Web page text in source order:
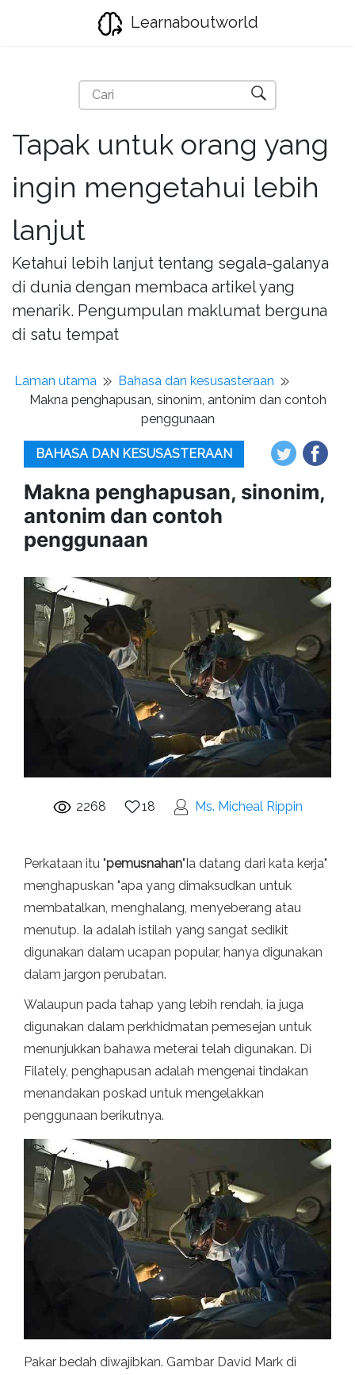
Learnaboutworld
Tapak untuk orang yang
ingin mengetahui lebih
lanjut
Ketahui lebih lanjut tentang segala-galanya
di dunia dengan membaca artikel yang
menarik. Pengumpulan maklumat berguna
di satu tempat
Laman utama
Bahasa dan kesusasteraan
Makna penghapusan, sinonim, antonim dan contoh
penggunaan
BAHASA DAN KESUSASTERAAN
Makna penghapusan, sinonim,
antonim dan contoh
penggunaan
2268 18 Ms. Micheal Rippin
Perkataan itu "pemusnahan"Ia datang dari kata kerja"
menghapuskan "apa yang dimaksudkan untuk
membatalkan, menghalang, menyeberang atau
menutup. Ia adalah istilah yang sangat sedikit
digunakan dalam ucapan popular, hanya digunakan
dalam jargon perubatan.
Walaupun pada tahap yang lebih rendah, ia juga
digunakan dalam perkhidmatan pemesejan untuk
menunjukkan bahawa meterai telah digunakan. Di
Filately, penghapusan adalah mengenai tindakan
menandakan poskad untuk mengelakkan
penggunaan berikutnya.
Pakar bedah diwajibkan. Gambar David Mark di